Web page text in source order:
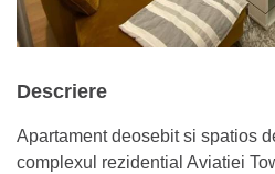
Descriere
Apartament deosebit si spatios
complexul rezidential Aviatiei